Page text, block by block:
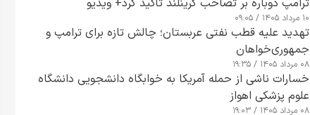
ترامپ دوباره بر تصاحب گرینلند تأکید کرد+ ویدیو
۱۰ مرداد ۱۴۰۵ / ۰۹:۰۵
تهدید علیه قطب نفتی عربستان؛ چالش تازه برای ترامپ و
جمهوری‌خواهان
۰۸ مرداد ۱۴۰۵ / ۱۹:۳۵
خسارات ناشی از حمله آمریکا به خوابگاه دانشجویی دانشگاه
علوم پزشکی اهواز
۰۸ مرداد ۱۴۰۵ / ۱۹:۰۳